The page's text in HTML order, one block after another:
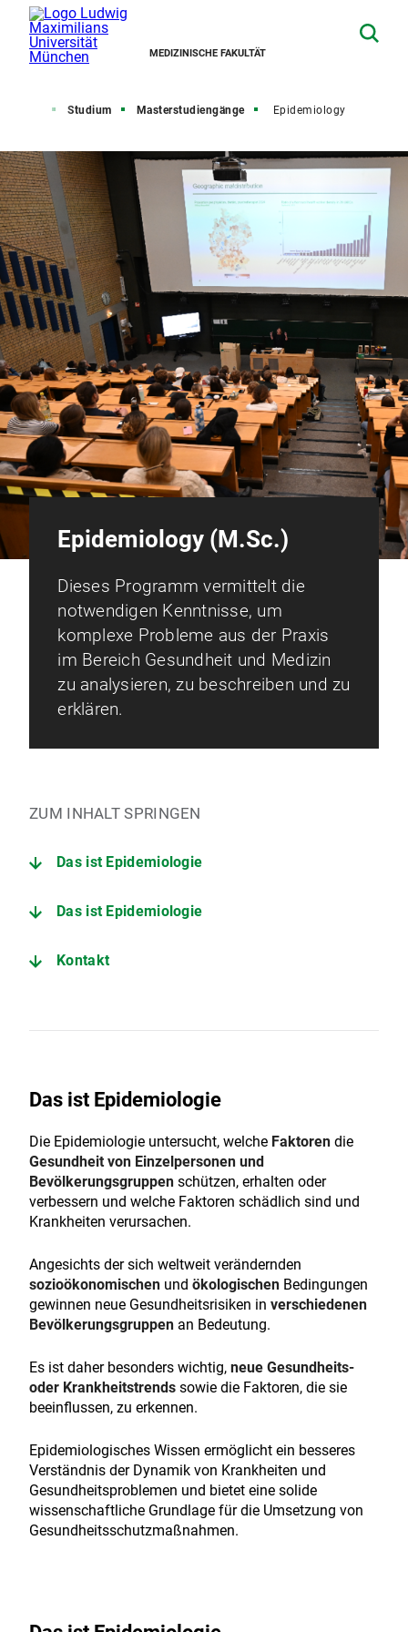
MEDIZINISCHE FAKULTÄT
Studium Masterstudiengänge Epidemiology
Epidemiology (M.Sc.)
Dieses Programm vermittelt die
notwendigen Kenntnisse, um
komplexe Probleme aus der Praxis
im Bereich Gesundheit und Medizin
zu analysieren, zu beschreiben und zu
erklären.
ZUM INHALT SPRINGEN
Das ist Epidemiologie
Das ist Epidemiologie
Kontakt
Das ist Epidemiologie
Die Epidemiologie untersucht, welche Faktoren die
Gesundheit von Einzelpersonen und
Bevölkerungsgruppen schützen, erhalten oder
verbessern und welche Faktoren schädlich sind und
Krankheiten verursachen.
Angesichts der sich weltweit verändernden
sozioökonomischen und ökologischen Bedingungen
gewinnen neue Gesundheitsrisiken in verschiedenen
Bevölkerungsgruppen an Bedeutung.
Es ist daher besonders wichtig, neue Gesundheits-
oder Krankheitstrends sowie die Faktoren, die sie
beeinflussen, zu erkennen.
Epidemiologisches Wissen ermöglicht ein besseres
Verständnis der Dynamik von Krankheiten und
Gesundheitsproblemen und bietet eine solide
wissenschaftliche Grundlage für die Umsetzung von
Gesundheitsschutzmaßnahmen.